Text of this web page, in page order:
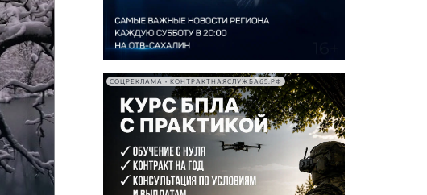
СОЦРЕКЛАМА • КОНТРАКТНАЯСЛУЖБА65.РФ